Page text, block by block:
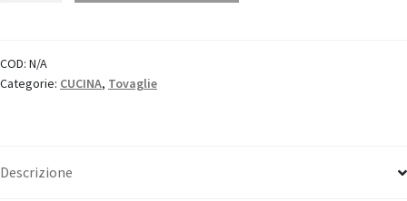
"Tessitura
Toscana
COD: N/A
Categorie: CUCINA, Tovaglie
Descrizione